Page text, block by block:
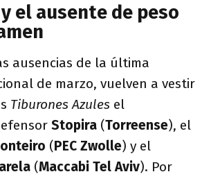
el ausente de peso
ausencias de la última
de marzo, vuelven a vestir
Tiburones Azules el
Stopira (Torreense), el
(PEC Zwolle) y el
(Maccabi Tel Aviv). Por